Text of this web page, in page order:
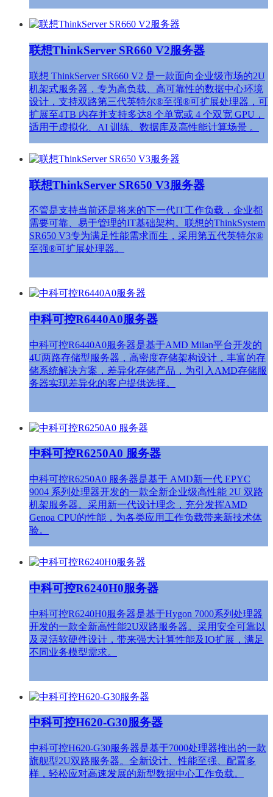
联想ThinkServer SR660 V2服务器
联想 ThinkServer SR660 V2 是一款面向企业级市场的‌2U
机架式服务器‌，专为高负载、高可靠性的数据中心环境
设计，支持双路第三代英特尔®至强®可扩展处理器，可
扩展至‌4TB 内存‌并支持多达‌8 个单宽或 4 个双宽 GPU‌，
适用于虚拟化、AI 训练、数据库及高性能计算场景 。‌‌
联想ThinkServer SR650 V3服务器
不管是支持当前还是将来的下一代IT工作负载，企业都
需要可靠、易于管理的IT基础架构。联想的ThinkSystem
SR650 V3专为满足性能需求而生，采用第五代英特尔®
至强®可扩展处理器。
中科可控R6440A0服务器
中科可控R6440A0服务器是基于AMD Milan平台开发的
4U两路存储型服务器，高密度存储架构设计，丰富的存
储系统解决方案，差异化存储产品，为引入AMD存储服
务器实现差异化的客户提供选择。
中科可控R6250A0 服务器
中科可控R6250A0 服务器是基于 AMD新一代 EPYC
9004 系列处理器开发的一款全新企业级高性能 2U 双路
机架服务器。采用新一代设计理念，充分发挥AMD
Genoa CPU的性能，为各类应用工作负载带来新技术体
验。
中科可控R6240H0服务器
中科可控R6240H0服务器是基于Hygon 7000系列处理器
开发的一款全新高性能2U双路服务器。采用安全可靠以
及灵活软硬件设计，带来强大计算性能及IO扩展，满足
不同业务模型需求。
中科可控H620-G30服务器
中科可控H620-G30服务器是基于7000处理器推出的一款
旗舰型2U双路服务器。全新设计、性能至强、配置多
样，轻松应对高速发展的新型数据中心工作负载。